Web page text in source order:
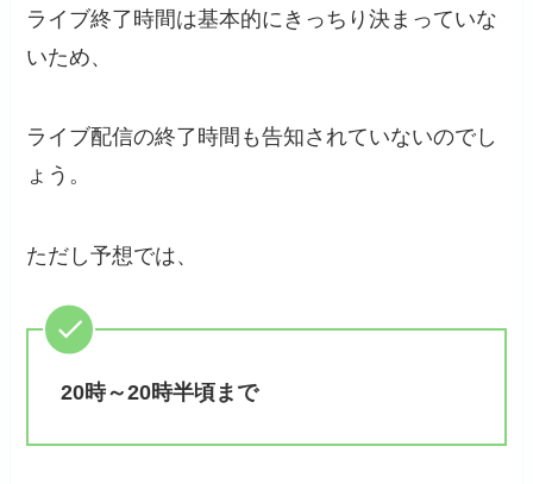
ライブ終了時間は基本的にきっちり決まっていな
いため、
ライブ配信の終了時間も告知されていないのでし
ょう。
ただし予想では、
20時～20時半頃まで